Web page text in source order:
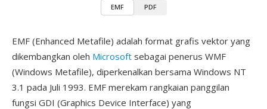
EMF PDF
EMF (Enhanced Metafile) adalah format grafis vektor yang
dikembangkan oleh Microsoft sebagai penerus WMF
(Windows Metafile), diperkenalkan bersama Windows NT
3.1 pada Juli 1993. EMF merekam rangkaian panggilan
fungsi GDI (Graphics Device Interface) yang